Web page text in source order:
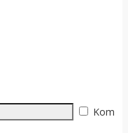
Kom